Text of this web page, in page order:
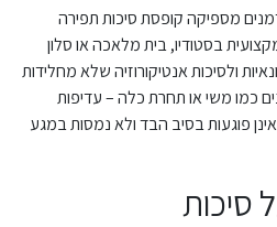
מספיקה קופסת סיכות תפירה
בסטודיו, בית מלאכה או סלון
ולסיכות אנטיקורוזיה שלא מחלידות
כמו משי או תחרת כלה – עדיפות
פוגעות בסיב הבד ולא נמסות במגע
סיכות